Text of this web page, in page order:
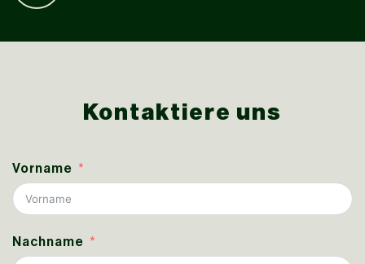
Kontaktiere uns
Vorname
Nachname